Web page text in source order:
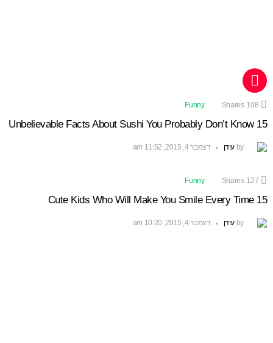
MORE
STORIES
108
Shares
Funny
15 Unbelievable Facts About Sushi You Probably Don’t Know
by עידן דצמבר 4, 2015, 11:52 am
127
Shares
Funny
15 Cute Kids Who Will Make You Smile Every Time
by עידן דצמבר 4, 2015, 10:20 am